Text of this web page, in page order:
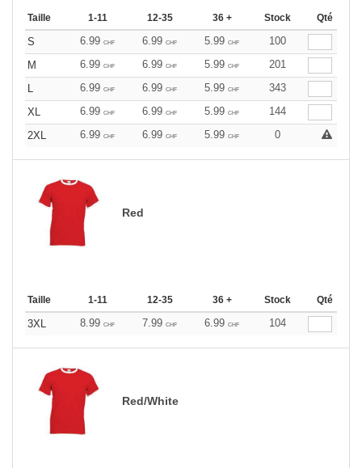
Taille 1-11 12-35 36 + Stock Qté
S 6.99 CHF 6.99 CHF 5.99 CHF
100
M
6.99 CHF 6.99 CHF 5.99 CHF
201
L
6.99 CHF 6.99 CHF 5.99 CHF
343
XL
6.99 CHF 6.99 CHF 5.99 CHF
144
2XL
6.99 CHF 6.99 CHF 5.99 CHF 0
Red
Taille 1-11 12-35 36 + Stock Qté
3XL 8.99 CHF 7.99 CHF 6.99 CHF 104
Red/White